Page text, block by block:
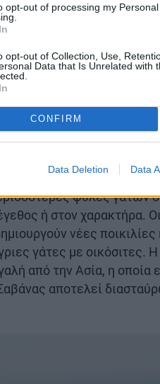
opt-out of processing my
opt-out of Collection, Use,
Data that Is Unrelated with
CONFIRM
Data Deletion Data
οι γάτες Βιρμανίας,
Sphinx, εμφανίστηκαν
πιο μακρά ιστορία
εξακολουθούν να
σκύλων.
ξεκάθαρες
φυλές γατών
ή στον χαρακτήρα.
νέες ποικιλίες
γάτες με οικόσιτες.
από την Ασία, η οποία
αποτελεί